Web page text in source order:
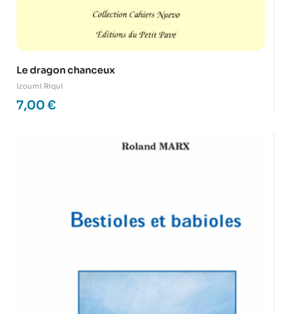
Le dragon chanceux
Izoumi Riqui
7,00 €